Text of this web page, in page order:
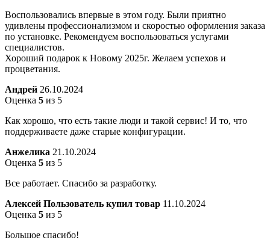
Воспользовались впервые в этом году. Были приятно
удивлены профессионализмом и скоростью оформления заказа
по установке. Рекомендуем воспользоваться услугами
специалистов.
Хороший подарок к Новому 2025г. Желаем успехов и
процветания.
Андрей 26.10.2024
Оценка 5 из 5
Как хорошо, что есть такие люди и такой сервис! И то, что
поддерживаете даже старые конфигурации.
Анжелика 21.10.2024
Оценка 5 из 5
Все работает. Спасибо за разработку.
Алексей Пользователь купил товар 11.10.2024
Оценка 5 из 5
Большое спасибо!